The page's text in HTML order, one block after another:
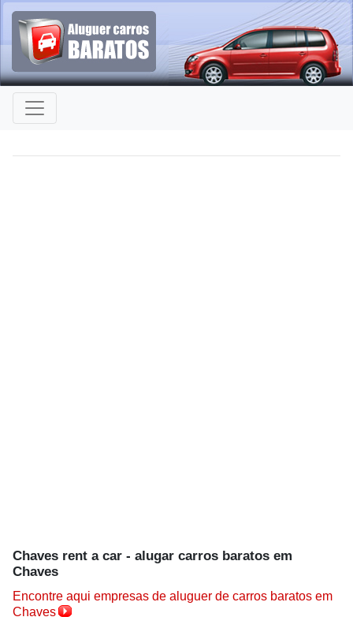
Chaves rent a car - alugar carros baratos em
Chaves
Encontre aqui empresas de aluguer de carros baratos em
Chaves